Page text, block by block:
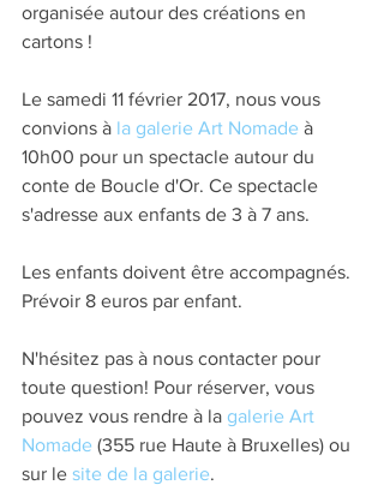
organisée autour des créations en
cartons !
Le samedi 11 février 2017, nous vous
convions à la galerie Art Nomade à
10h00 pour un spectacle autour du
conte de Boucle d'Or. Ce spectacle
s'adresse aux enfants de 3 à 7 ans.
Les enfants doivent être accompagnés.
Prévoir 8 euros par enfant.
N'hésitez pas à nous contacter pour
toute question! Pour réserver, vous
pouvez vous rendre à la galerie Art
Nomade (355 rue Haute à Bruxelles) ou
sur le site de la galerie.